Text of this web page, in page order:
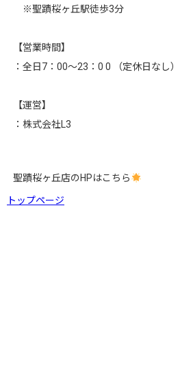
※聖蹟桜ヶ丘駅徒歩3分
【営業時間】
：全日7：00〜23：0 0 （定休日なし）
【運営】
：株式会社L3
聖蹟桜ヶ丘店のHPはこちら
トップページ